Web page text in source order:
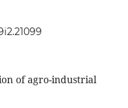
of agro-industrial